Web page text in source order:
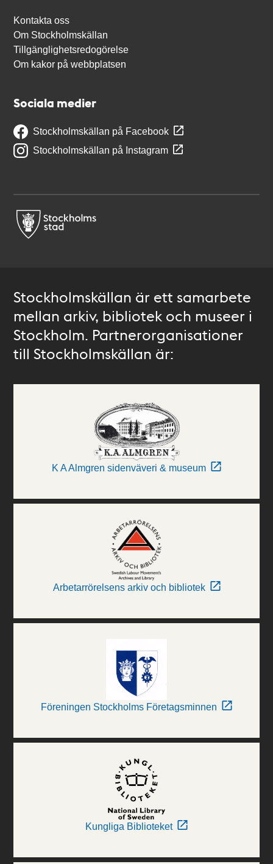
Kontakta oss
Om Stockholmskällan
Tillgänglighetsredogörelse
Om kakor på webbplatsen
Sociala medier
Stockholmskällan på Facebook
Stockholmskällan på Instagram
Stockholmskällan är ett samarbete
mellan arkiv, bibliotek och museer i
Stockholm. Partnerorganisationer
till Stockholmskällan är:
K A Almgren sidenväveri & museum
Arbetarrörelsens arkiv och bibliotek
Föreningen Stockholms Företagsminnen
Kungliga Biblioteket